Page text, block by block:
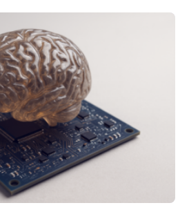
der TH Köln gemeinsam mit
neuartige, KI-gestützte
von Emotionen für realistische
entwickelt innovative und
um lebensechte Avatare zu
wichtig ist uns eine ganzheitliche
Körperbewegung, Gestik
sind…